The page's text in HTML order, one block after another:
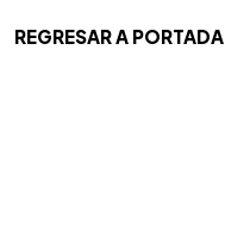
REGRESAR A PORTADA